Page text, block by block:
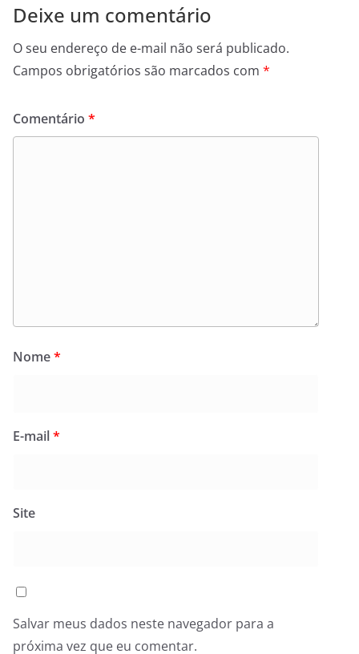
Deixe um comentário
O seu endereço de e-mail não será publicado.
Campos obrigatórios são marcados com *
Comentário *
Nome*
E-mail*
Site
Salvar meus dados neste navegador para a
próxima vez que eu comentar.